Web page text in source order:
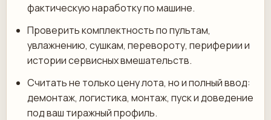
фактическую наработку по машине.
Проверить комплектность по пультам,
увлажнению, сушкам, перевороту, периферии и
истории сервисных вмешательств.
Считать не только цену лота, но и полный ввод:
демонтаж, логистика, монтаж, пуск и доведение
под ваш тиражный профиль.